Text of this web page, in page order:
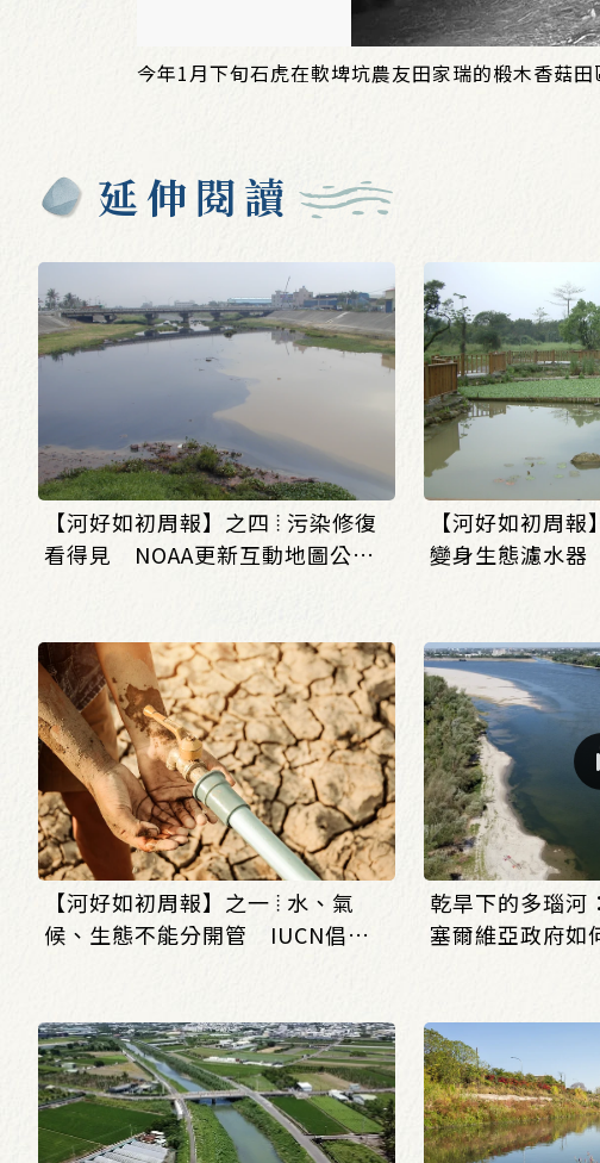
今年1月下旬石虎在軟埤坑農友田家瑞的椴木香菇
延伸閱讀
【河好如初周報】之四 ⦙ 污染修復
看得見 NOAA更新互動地圖公開
【河好如初周報
變身生態濾水
【河好如初周報】之一 ⦙ 水、氣
候、生態不能分開管 IUCN倡議
乾旱下的多瑙河
塞爾維亞政府如